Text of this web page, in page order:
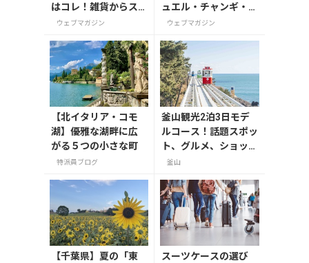
はコレ！雑貨からス
ーパーでも買えるグ
ウェブマガジン
ュエル・チャンギ・エ
アポート
ウェブマガジン
【北イタリア・コモ
湖】優雅な湖畔に広
がる５つの小さな町
特派員ブログ
釜山観光2泊3日モデ
ルコース！話題スポッ
ト、グルメ、ショッピ
ングを満喫
釜山
【千葉県】夏の「東
スーツケースの選び